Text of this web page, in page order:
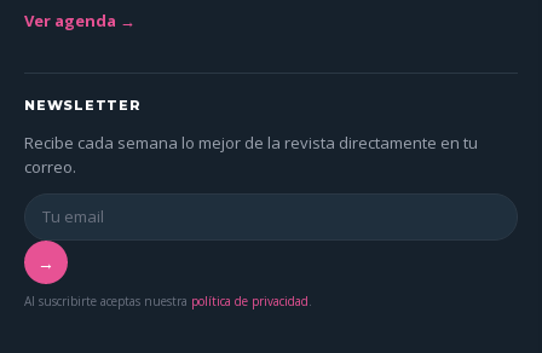
Ver agenda →
NEWSLETTER
Recibe cada semana lo mejor de la revista directamente en tu
correo.
→
Al suscribirte aceptas nuestra política de privacidad.